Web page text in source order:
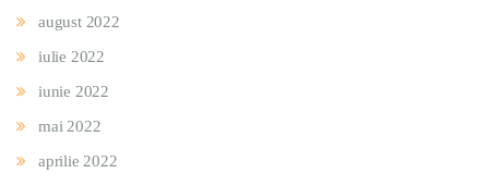
august 2022
iulie 2022
iunie 2022
mai 2022
aprilie 2022